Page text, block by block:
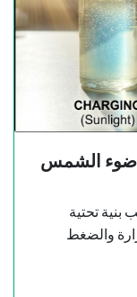
ضوء الشمس
بنية تحتية
والضغط